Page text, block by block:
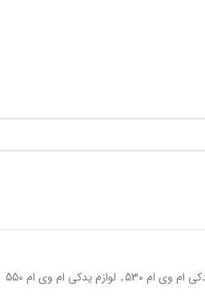
ام وی ام 530 , لوازم یدکی ام وی ام 550